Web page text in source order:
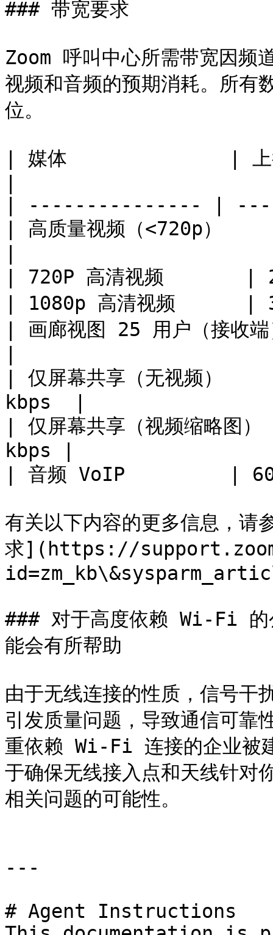
### 带宽要求
Zoom 呼叫中心所需带宽因频
视频和音频的预期消耗。所有
位。
| 媒体              |
| --------------- |
| 高质量视频（<720p
| 720P 高清视频
| 1080p 高清视频
| 画廊视图 25 用户（接
| 仅屏幕共享（无视频
kbps  |
| 仅屏幕共享（视频缩略
kbps |
| 音频 VoIP         |
有关以下内容的更多信息，
求](https://
### 对于高度依赖 Wi-Fi 的
能会有所帮助
由于无线连接的性质，信号干
引发质量问题，导致通信可靠
重依赖 Wi-Fi 连接的企业被
于确保无线接入点和天线针对
相关问题的可能性。
---
# Agent Instructions